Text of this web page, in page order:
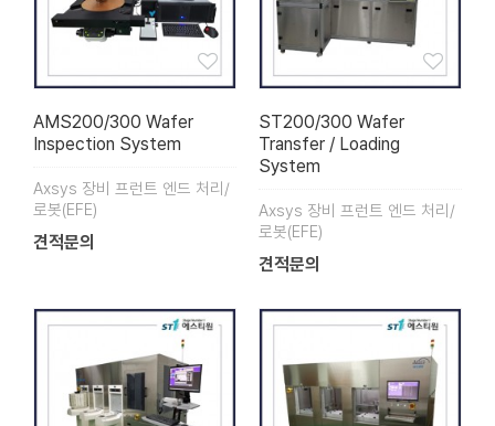
AMS200/300 Wafer
Inspection System
Axsys 장비 프런트 엔드 처리/
로봇(EFE)
견적문의
ST200/300 Wafer
Transfer / Loading
System
Axsys 장비 프런트 엔드 처리/
로봇(EFE)
견적문의